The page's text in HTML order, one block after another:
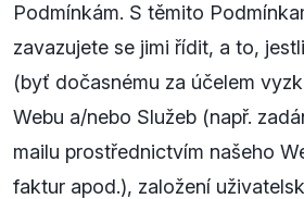
Podmínkám. S těmito
zavazujete se jimi řídit, a to,
(byť dočasnému za účelem
Webu a/nebo Služeb (např.
mailu prostřednictvím našeho
faktur apod.), založení